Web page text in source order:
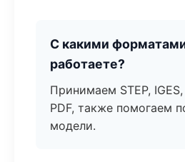
С какими
работаете?
Принимаем STEP, IGES,
PDF, также помогаем
модели.